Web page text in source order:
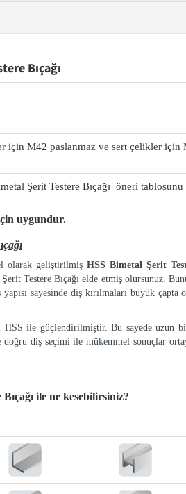
Bıçağı
M42 paslanmaz ve sert çelikler için
Şerit Testere Bıçağı öneri
uygundur.
olarak geliştirilmiş HSS Bimetal Şerit
Testere Bıçağı elde etmiş olursunuz.
sayesinde diş kırılmaları büyük çapta
HSS ile güçlendirilmiştir. Bu sayede uzun
diş seçimi ile mükemmel sonuçlar
ile ne kesebilirsiniz?